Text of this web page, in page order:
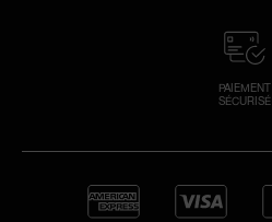
PAIEMENT
SÉCURISÉ